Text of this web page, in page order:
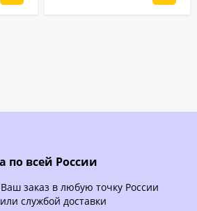
по всей России
заказ в любую точку России
службой доставки